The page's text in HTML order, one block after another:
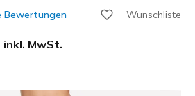
Bewertungen Wunschliste
inkl. MwSt.